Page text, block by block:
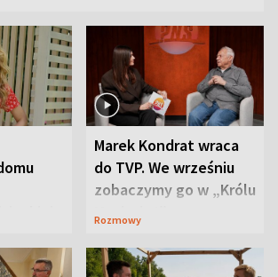
Marek Kondrat wraca
do TVP. We wrześniu
zobaczymy go w „Królu
Maciusiu I”
Rozmowy